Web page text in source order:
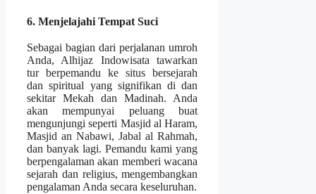
6. Menjelajahi Tempat Suci
Sebagai bagian dari perjalanan umroh
Anda, Alhijaz Indowisata tawarkan
tur berpemandu ke situs bersejarah
dan spiritual yang signifikan di dan
sekitar Mekah dan Madinah. Anda
akan mempunyai peluang buat
mengunjungi seperti Masjid al Haram,
Masjid an Nabawi, Jabal al Rahmah,
dan banyak lagi. Pemandu kami yang
berpengalaman akan memberi wacana
sejarah dan religius, mengembangkan
pengalaman Anda secara keseluruhan.